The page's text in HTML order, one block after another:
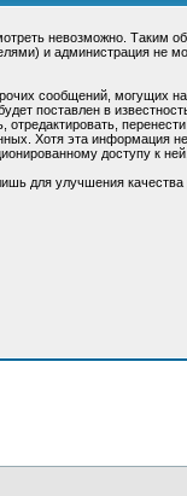
невозможно. Таким
и администрация не
сообщений, могущих
поставлен в
Хотя эта информация
доступу к ней.
для улучшения качества